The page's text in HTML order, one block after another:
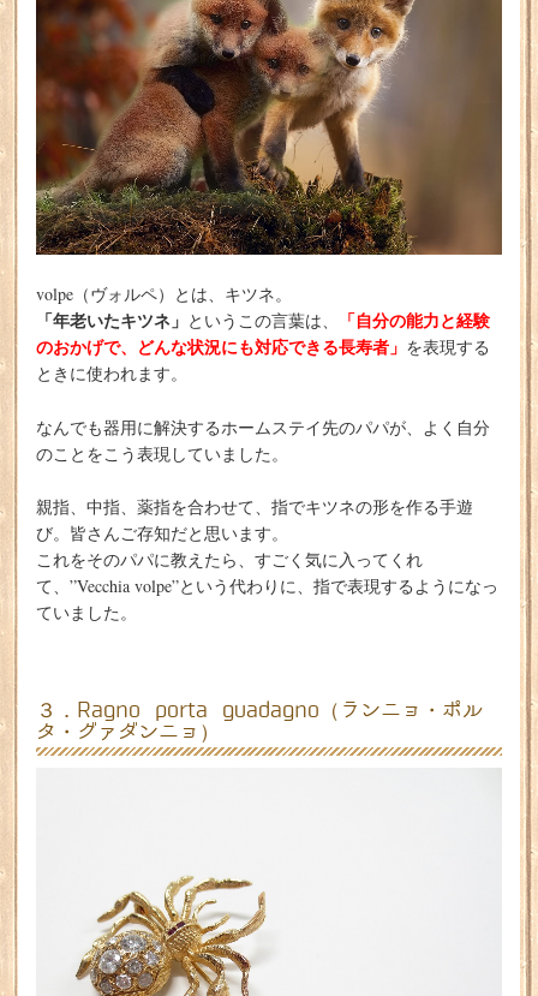
volpe（ヴォルペ）とは、キツネ。
「年老いたキツネ」 というこの言葉は、
「自分の能力と経験
のおかげで、どんな状況にも対応できる長寿者」 を表現する
ときに使われます。
なんでも器用に解決するホームステイ先のパパが、よく自分
のことをこう表現していました。
親指、中指、薬指を合わせて、指でキツネの形を作る手遊
び。皆さんご存知だと思います。
これをそのパパに教えたら、すごく気に入ってくれ
て、”Vecchia volpe”という代わりに、指で表現するようになっ
ていました。
３．Ragno porta guadagno（ランニョ・ポル
タ・グァダンニョ）